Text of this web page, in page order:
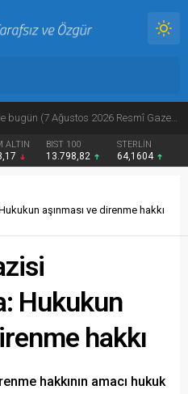
(7 Ağustos 2026 Resmî Gazete kararları)
ALTIN BIST 100
13.798,82
STERLİN
64,1604
aşınması ve direnme hakkı
Hukukun
hakkı
hakkının amacı hukuk